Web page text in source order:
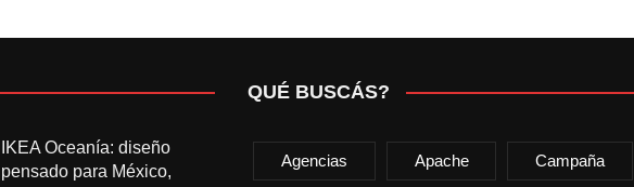
IKEA Oceanía: diseño
pensado para México,
QUÉ BUSCÁS?
Agencias Apache Campaña